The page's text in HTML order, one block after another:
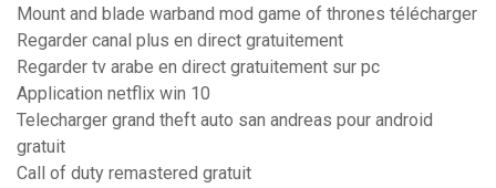
Mount and blade warband mod game of thrones télécharger
Regarder canal plus en direct gratuitement
Regarder tv arabe en direct gratuitement sur pc
Application netflix win 10
Telecharger grand theft auto san andreas pour android
gratuit
Call of duty remastered gratuit